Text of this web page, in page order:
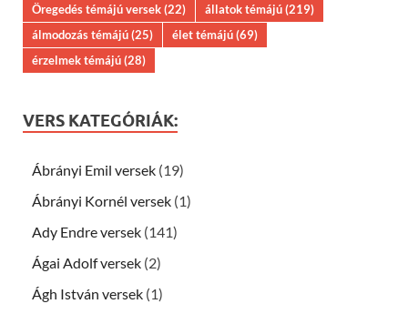
Öregedés témájú versek(22) állatok témájú(219)
álmodozás témájú(25) élet témájú(69)
érzelmek témájú(28)
VERS KATEGÓRIÁK:
Ábrányi Emil versek (19)
Ábrányi Kornél versek (1)
Ady Endre versek (141)
Ágai Adolf versek (2)
Ágh István versek (1)